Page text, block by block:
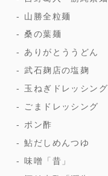
山勝全粒麺
桑の葉麺
ありがとううどん
武石麹店の塩麹
玉ねぎドレッシング
ごまドレッシング
ポン酢
鮎だしめんつゆ
味噌「昔」